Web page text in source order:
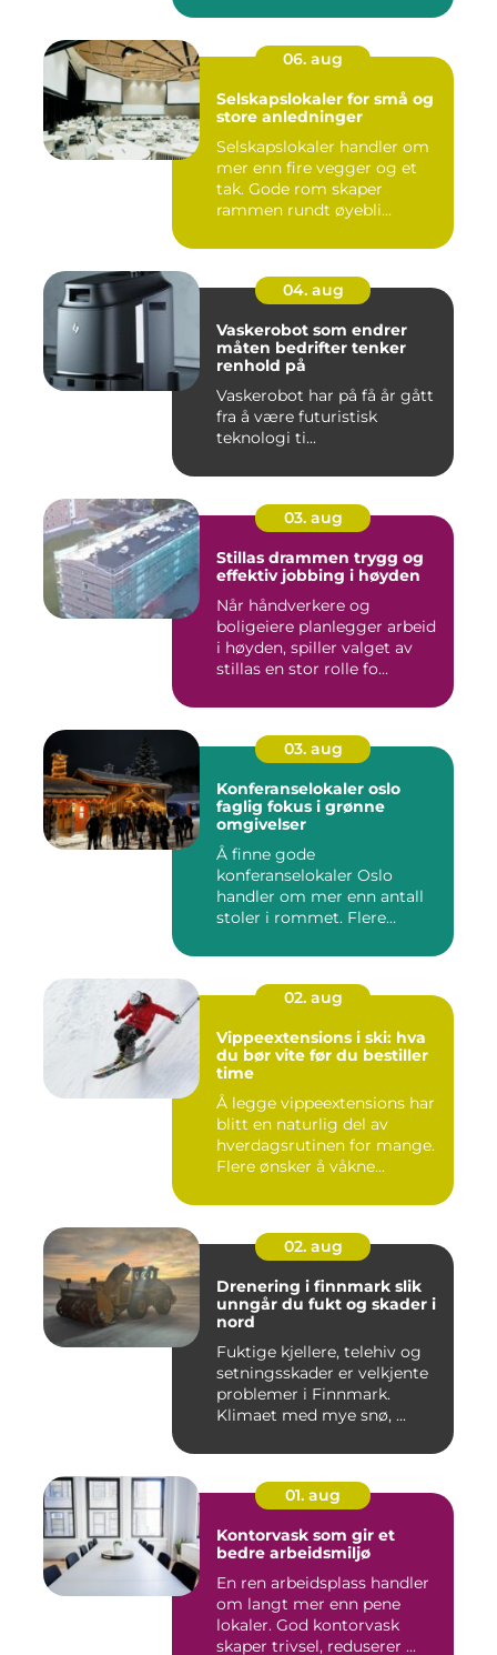
06. aug
Selskapslokaler for små og
store anledninger
Selskapslokaler handler om
mer enn fire vegger og et
tak. Gode rom skaper
rammen rundt øyebli...
04. aug
Vaskerobot som endrer
måten bedrifter tenker
renhold på
Vaskerobot har på få år gått
fra å være futuristisk
teknologi ti...
03. aug
Stillas drammen trygg og
effektiv jobbing i høyden
Når håndverkere og
boligeiere planlegger arbeid
i høyden, spiller valget av
stillas en stor rolle fo...
03. aug
Konferanselokaler oslo
faglig fokus i grønne
omgivelser
Å finne gode
konferanselokaler Oslo
handler om mer enn antall
stoler i rommet. Flere
02. aug
Vippeextensions i ski: hva
du bør vite før du bestiller
time
Å legge vippeextensions har
blitt en naturlig del av
hverdagsrutinen for mange.
Flere ønsker å våkne...
02. aug
Drenering i finnmark slik
unngår du fukt og skader i
nord
Fuktige kjellere, telehiv og
setningsskader er velkjente
problemer i Finnmark.
Klimaet med mye snø, ...
01. aug
Kontorvask som gir et
bedre arbeidsmiljø
En ren arbeidsplass handler
om langt mer enn pene
lokaler. God kontorvask
skaper trivsel, reduserer ...